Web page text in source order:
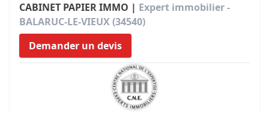
CABINET PAPIER IMMO | Expert immobilier -
BALARUC-LE-VIEUX (34540)
Demander un devis